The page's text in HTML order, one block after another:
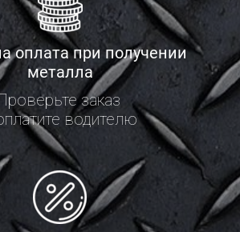
оплата при получении
металла
заказ
водителю